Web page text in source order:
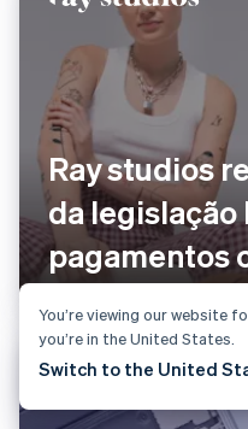
Ray studios
da legislação
pagamentos
You’re viewing our website
you’re in the United States.
Switch to the United